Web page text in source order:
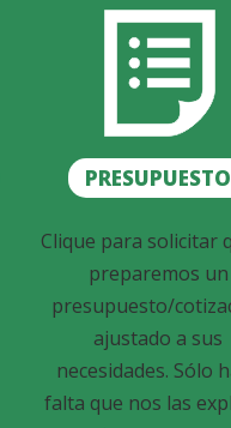
PRESUPUESTO
Clique para solicitar
preparemos un
presupuesto/
ajustado a sus
necesidades. Sólo
falta que nos las